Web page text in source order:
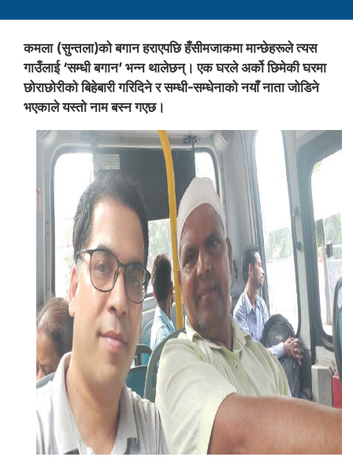
कमला (सुन्तला)को बगान हराएपछि हँसीमजाकमा मान्छेहरूले त्यस
गाउँलाई ‘सम्धी बगान’ भन्न थालेछन्। एक घरले अर्को छिमेकी घरमा
छोराछोरीको बिहेबारी गरिदिने र सम्धी-सम्धेनाको नयाँ नाता जोडिने
भएकाले यस्तो नाम बस्न गएछ।